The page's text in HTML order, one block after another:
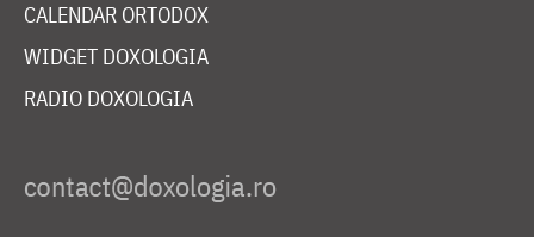
CALENDAR ORTODOX
WIDGET DOXOLOGIA
RADIO DOXOLOGIA